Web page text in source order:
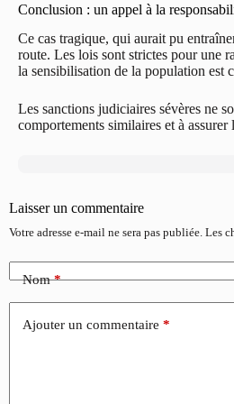
Conclusion : un appel à la
Ce cas tragique, qui aurait pu
route. Les lois sont strictes pour une
la sensibilisation de la population est
Les sanctions judiciaires sévères ne
comportements similaires et à assurer
Laisser un commentaire
Votre adresse e-mail ne sera pas publiée. Les
Nom*
Ajouter un commentaire *